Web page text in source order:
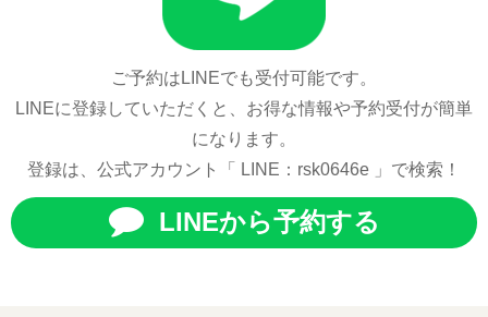
ご予約はLINEでも受付可能です。
LINEに登録していただくと、お得な情報や予約受付が簡単
になります。
登録は、公式アカウント「 LINE：rsk0646e 」で検索！
LINEから予約する